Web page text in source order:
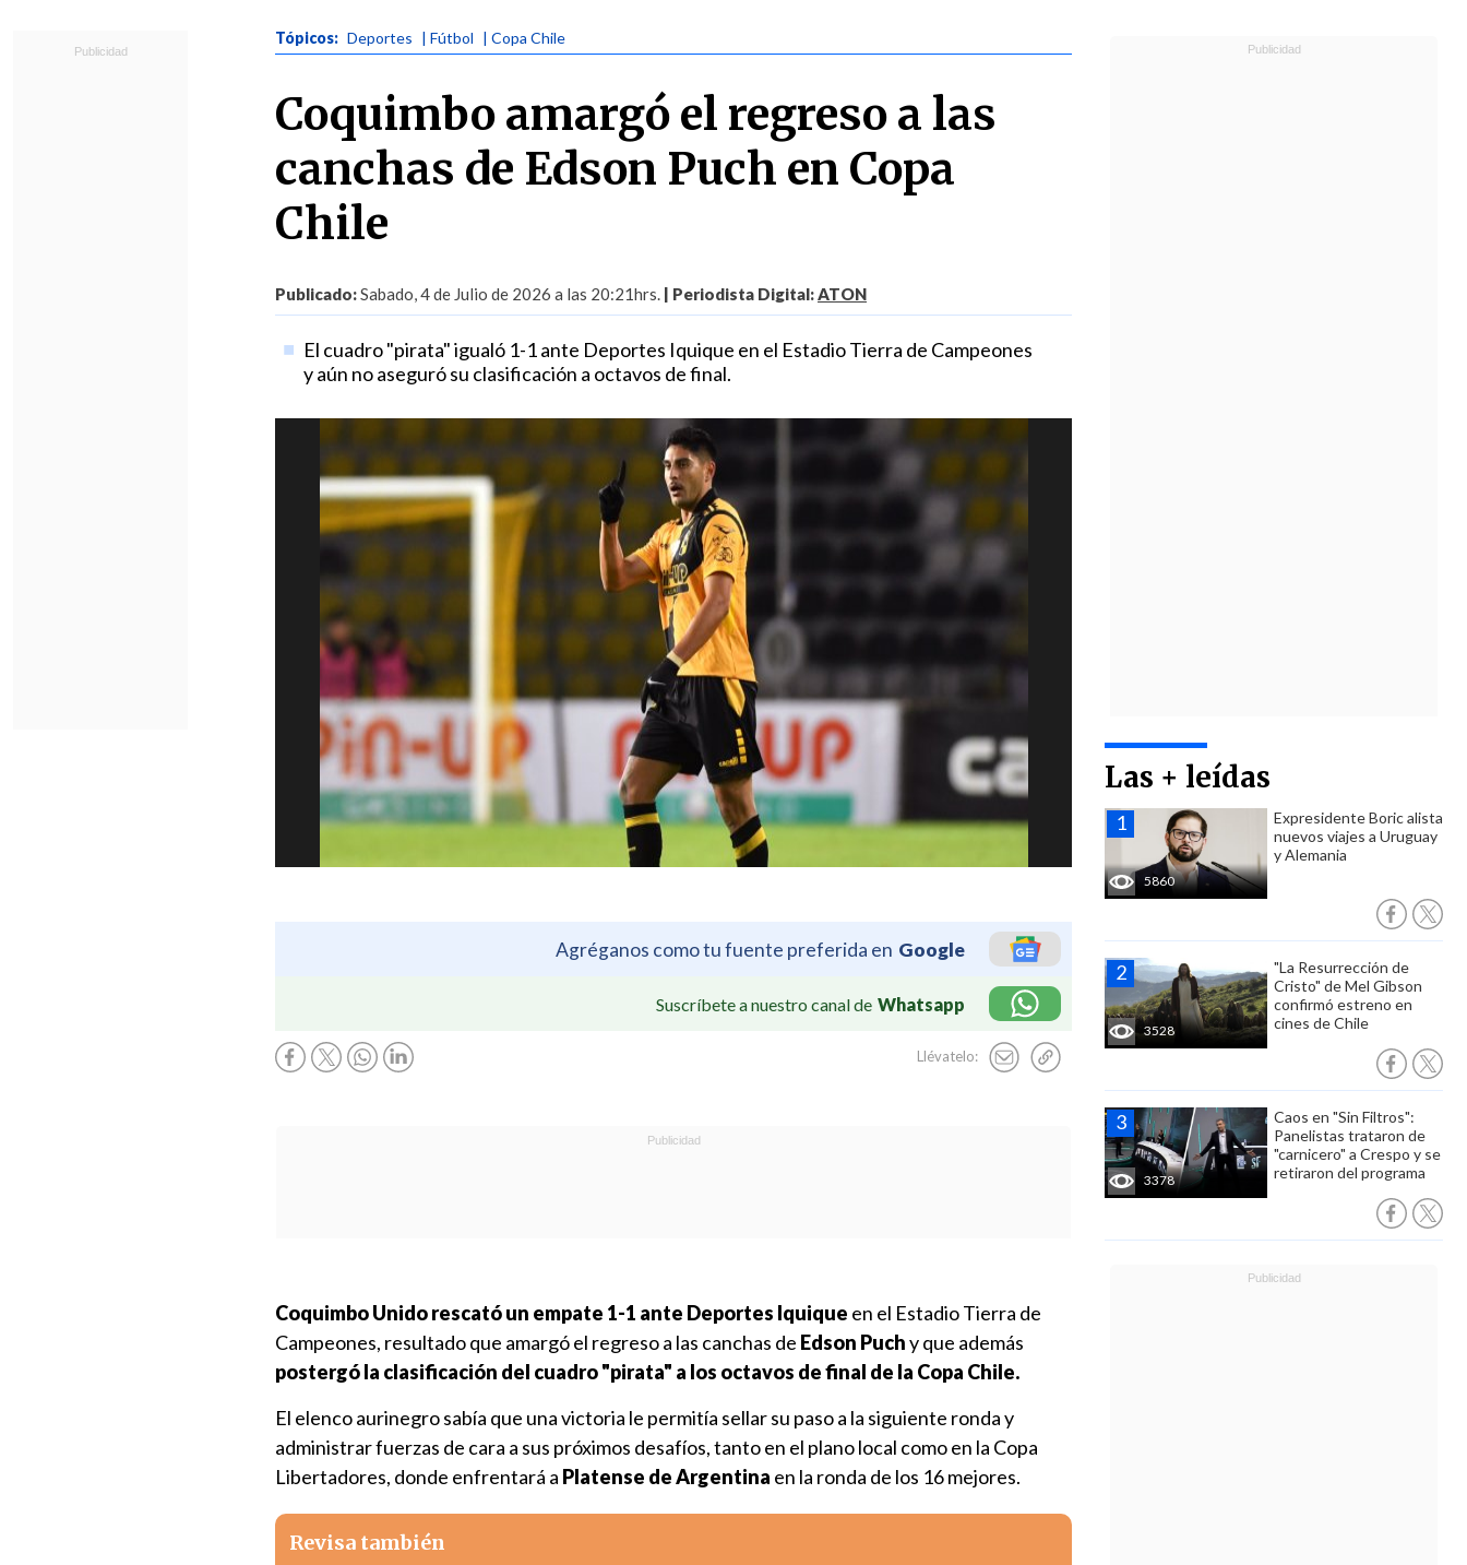
Tópicos: Deportes | Fútbol | Copa Chile
Coquimbo amargó el regreso a las
canchas de Edson Puch en Copa
Chile
Publicado:Sabado, 4 de Julio de 2026 a las 20:21hrs. | Periodista Digital:ATON
El cuadro "pirata" igualó 1-1 ante Deportes Iquique en el Estadio Tierra de Campeones
y aún no aseguró su clasificación a octavos de final.
Agréganos como tu fuente preferida en Google
Suscríbete a nuestro canal de Whatsapp
Llévatelo:
Las + leídas
5860
Expresidente Boric alista
nuevos viajes a Uruguay
y Alemania
3528
"La Resurrección de
Cristo" de Mel Gibson
confirmó estreno en
cines de Chile
3378
Caos en "Sin Filtros":
Panelistas trataron de
"carnicero" a Crespo y se
retiraron del programa
Coquimbo Unido rescató un empate 1-1 ante Deportes Iquique en el Estadio Tierra de
Campeones, resultado que amargó el regreso a las canchas de Edson Puchy que además
postergó la clasificación del cuadro "pirata" a los octavos de final de la Copa Chile.
El elenco aurinegro sabía que una victoria le permitía sellar su paso a la siguiente ronda y
administrar fuerzas de cara a sus próximos desafíos, tanto en el plano local como en la Copa
Libertadores, donde enfrentará a Platense de Argentina en la ronda de los 16 mejores.
Revisa también